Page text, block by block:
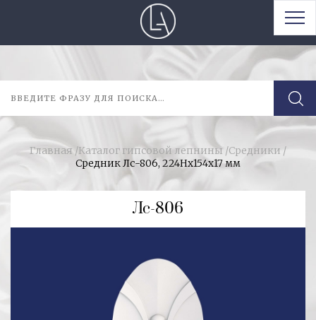
Главная /Каталог гипсовой лепнины /Средники /
Средник Лс-806, 224Hх154х17 мм
Лс-806